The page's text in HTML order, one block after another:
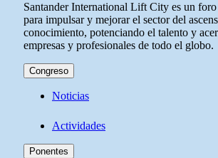
Santander International Lift City es un
para impulsar y mejorar el sector del
conocimiento, potenciando el talento y
empresas y profesionales de todo el globo.
Congreso
Noticias
Actividades
Ponentes